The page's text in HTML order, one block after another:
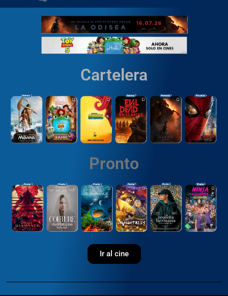
Cartelera
Pronto
Ir al cine